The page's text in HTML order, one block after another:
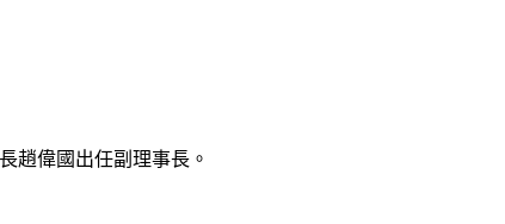
趙偉國出任副理事長。